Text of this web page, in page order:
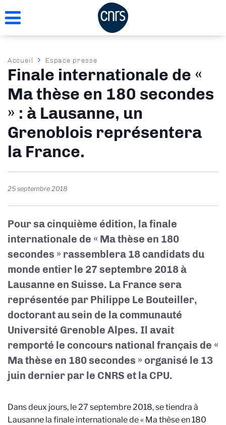
au
Fil
d'Ariane
Accueil Espace presse
Finale internationale de «
Ma thèse en 180 secondes
» : à Lausanne, un
Grenoblois représentera
la France.
25 septembre 2018
Pour sa cinquième édition, la finale
internationale de « Ma thèse en 180
secondes » rassemblera 18 candidats du
monde entier le 27 septembre 2018 à
Lausanne en Suisse. La France sera
représentée par Philippe Le Bouteiller,
doctorant au sein de la communauté
Université Grenoble Alpes. Il avait
remporté le concours national français de «
Ma thèse en 180 secondes » organisé le 13
juin dernier par le CNRS et la CPU.
Dans deux jours, le 27 septembre 2018, se tiendra à
Lausanne la finale internationale de « Ma thèse en 180